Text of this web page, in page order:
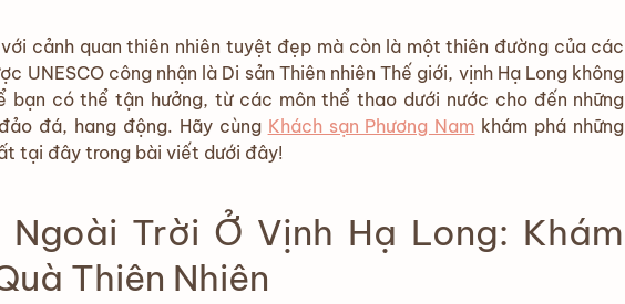
cảnh quan thiên nhiên tuyệt đẹp mà còn là một thiên đường của các
UNESCO công nhận là Di sản Thiên nhiên Thế giới, vịnh Hạ Long không
bạn có thể tận hưởng, từ các môn thể thao dưới nước cho đến những
đá, hang động. Hãy cùng Khách sạn Phương Nam khám phá những
tại đây trong bài viết dưới đây!
Trời Ở Vịnh Hạ Long: Khám
Thiên Nhiên